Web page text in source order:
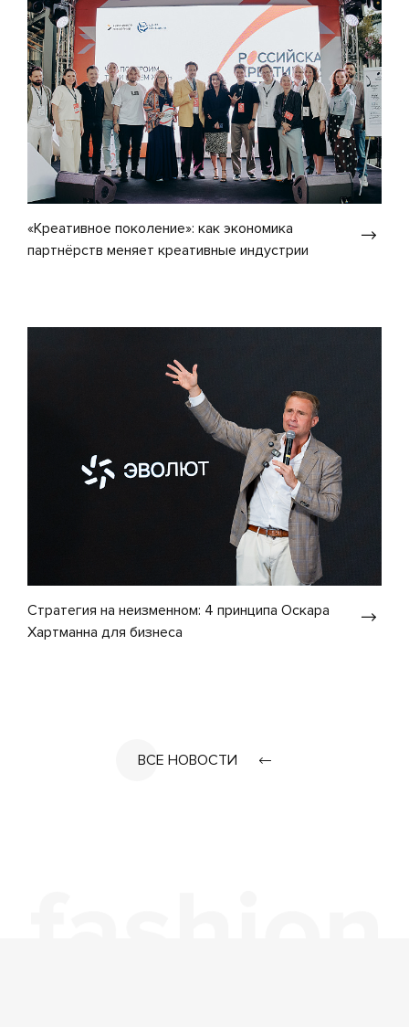
«Креативное поколение»: как экономика
партнёрств меняет креативные индустрии
Стратегия на неизменном: 4 принципа Оскара
Хартманна для бизнеса
ВСЕ НОВОСТИ